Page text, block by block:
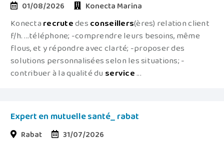
01/08/2026 Konecta Marina
Konectarecrutedesconseillers(ères) relation client
f/h. ...téléphone; -comprendre leurs besoins, même
flous, et y répondre avec clarté; -proposer des
solutions personnalisées selon les situations; -
contribuer à la qualité duservice...
Expert en mutuelle santé_ rabat
Rabat 31/07/2026